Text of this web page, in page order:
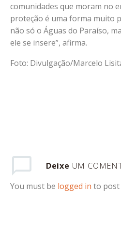
comunidades que moram no
proteção é uma forma muito
não só o Águas do Paraíso,
ele se insere”, afirma.
Foto: Divulgação/Marcelo
Deixe UM
You must be logged in to post